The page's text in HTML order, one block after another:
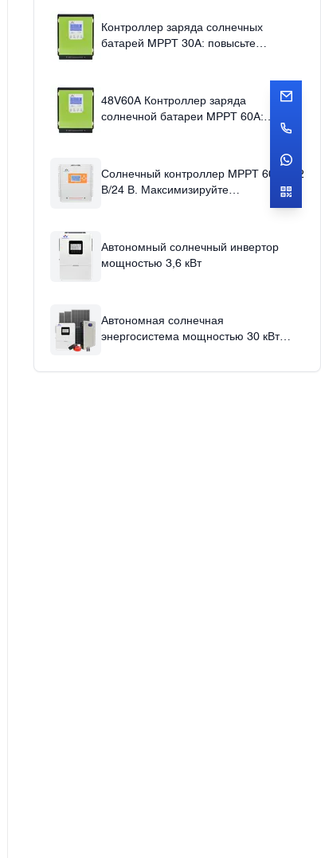
Контроллер заряда солнечных
батарей MPPT 30A: повысьте
48V60A Контроллер заряда
солнечной батареи MPPT 60A:
Солнечный контроллер MPPT 60 А, 12
В/24 В. Максимизируйте
эффективность солнечной энергии с
Автономный солнечный инвертор
мощностью 3,6 кВт
Автономная солнечная
энергосистема мощностью 30 кВт
для использования в домашнем